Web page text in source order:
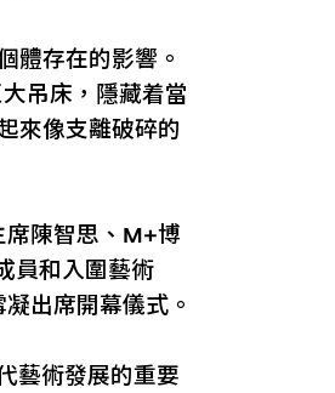
體存在的影響。
吊床，隱藏着當
來像支離破碎的
陳智思、M+博
員和入圍藝術
出席開幕儀式。
藝術發展的重要